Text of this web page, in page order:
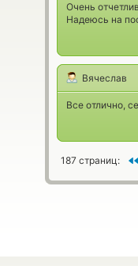
Очень
Надеюсь на
Вячеслав
Все отлично,
187 страниц: